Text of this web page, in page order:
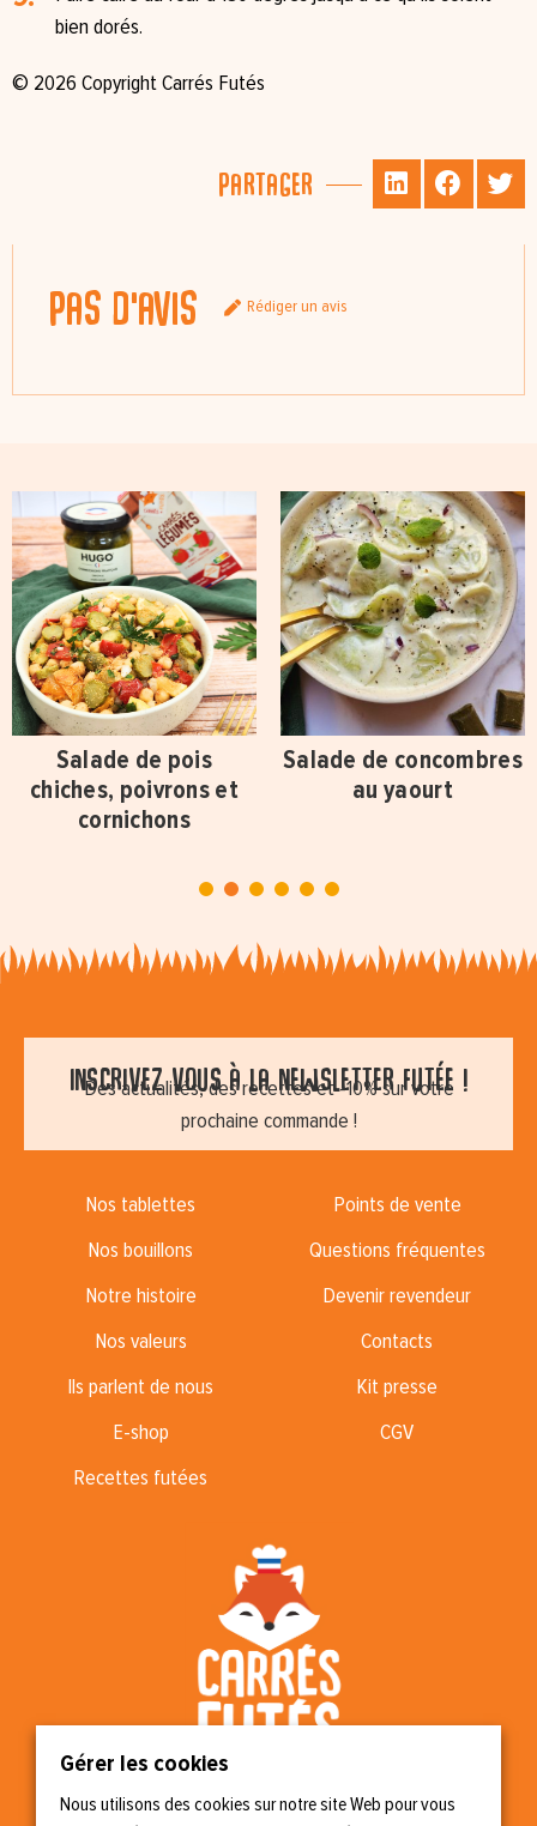
bien dorés.⁠
© 2026 Copyright Carrés Futés
Partager
Pas d'avis Rédiger un avis
Salade de pois
chiches, poivrons et
cornichons
Salade de concombres
au yaourt
3 4 5 6
Inscrivez vous à la newsletter futée !
Des actualités, des recettes et -10% sur votre
prochaine commande !
Nos tablettes
Nos bouillons
Notre histoire
Nos valeurs
Ils parlent de nous
E-shop
Recettes futées
Points de vente
Questions fréquentes
Devenir revendeur
Contacts
Kit presse
CGV
Gérer les cookies
Nous utilisons des cookies sur notre site Web pour vous